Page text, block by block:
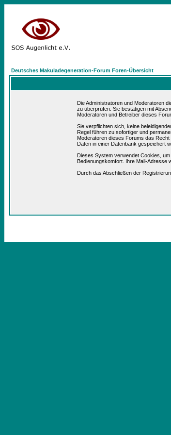
Deutsches Makuladegeneration-Forum Foren-Übersicht
Die Administratoren und Moderatoren
zu überprüfen. Sie bestätigen mit
Moderatoren und Betreiber dieses
Sie verpflichten sich, keine
Regel führen zu sofortiger und
Moderatoren dieses Forums das
Daten in einer Datenbank gespeichert
Dieses System verwendet Cookies,
Bedienungskomfort. Ihre Mail-Adresse
Durch das Abschließen der